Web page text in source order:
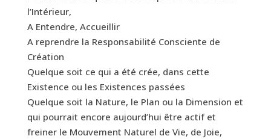
l’Intérieur,
A Entendre, Accueillir
A reprendre la Responsabilité Consciente de
Création
Quelque soit ce qui a été crée, dans cette
Existence ou les Existences passées
Quelque soit la Nature, le Plan ou la Dimension et
qui pourrait encore aujourd’hui être actif et
freiner le Mouvement Naturel de Vie, de Joie,